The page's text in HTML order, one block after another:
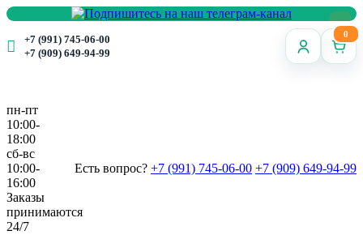
+7 (991) 745-06-00
+7 (909) 649-94-99
0
пн-пт
10:00-
18:00
сб-вс
10:00-
16:00
Заказы
принимаются
24/7
Есть вопрос? +7 (991) 745-06-00 +7 (909) 649-94-99